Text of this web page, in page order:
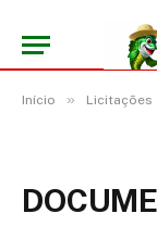
Início » Licitações